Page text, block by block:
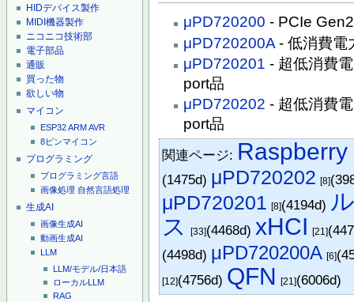
HIDデバイス製作
MIDI機器製作
ニコニコ技術部
電子部品
通販
買った物
欲しい物
マイコン
ESP32ARMAVR
8ピンマイコン
プログラミング
プログラミング言語
画像処理 自然言語処理
生成AI
画像生成AI
動画生成AI
LLM
LLM/モデル/日本語
ローカルLLM
RAG
μPD720200 - PCIe
μPD720200A - 低消費電
μPD720201 - 超低消費
port品
μPD720202 - 超低消費
port品
関連ページ:
(1475d) μPD720202 [8]
μPD720201 [8](4194d)
ス
[33](4468d)xHCI [21]
(4498d) μPD720200A [6]
[12](4756d) QFN [21](6006d)